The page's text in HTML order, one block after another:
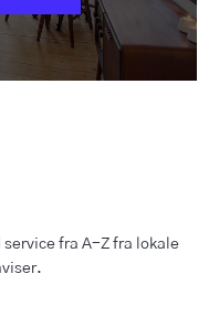
fra A-Z fra lokale